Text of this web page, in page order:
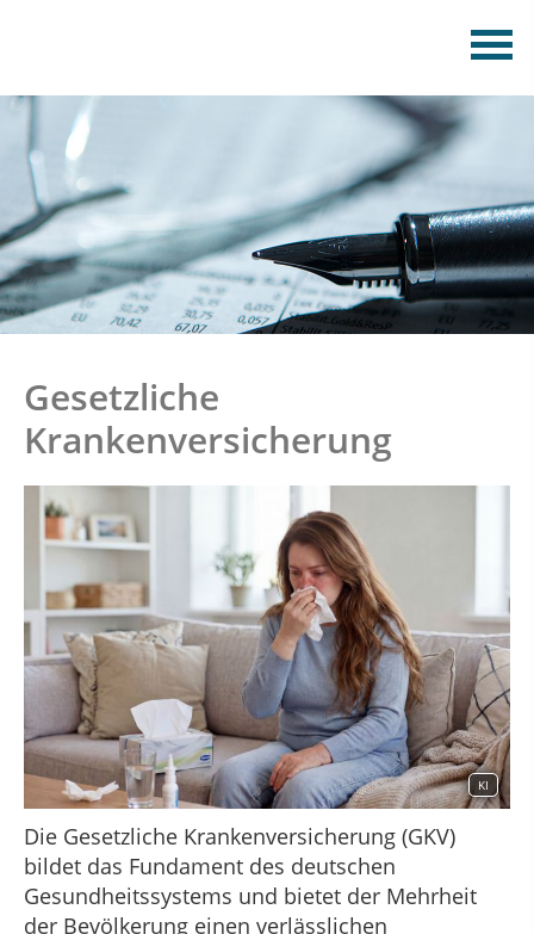
Gesetzliche
Krankenversicherung
KI
Die Gesetzliche Krankenversicherung (GKV)
bildet das Fundament des deutschen
Gesundheitssystems und bietet der Mehrheit
der Bevölkerung einen verlässlichen